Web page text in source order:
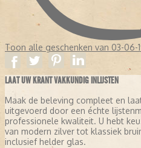
Toon alle geschenken van 03-06-
LAAT UW KRANT VAKKUNDIG INLIJSTEN
Maak de beleving compleet en
uitgevoerd door een échte
professionele kwaliteit. U hebt
van modern zilver tot klassiek
inclusief helder glas.